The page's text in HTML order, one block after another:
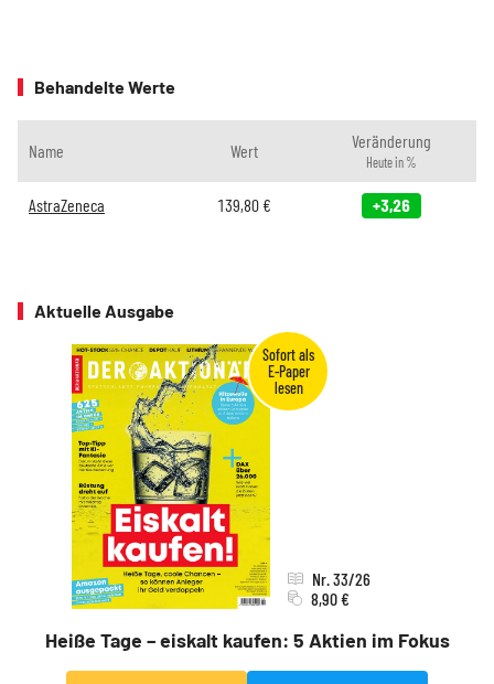
Behandelte Werte
Name Wert Veränderung
Heute in %
AstraZeneca 139,80€ +3,26
Aktuelle Ausgabe
Heiße Tage – eiskalt kaufen: 5 Aktien im Fokus
Nr. 33/26
8,90 €